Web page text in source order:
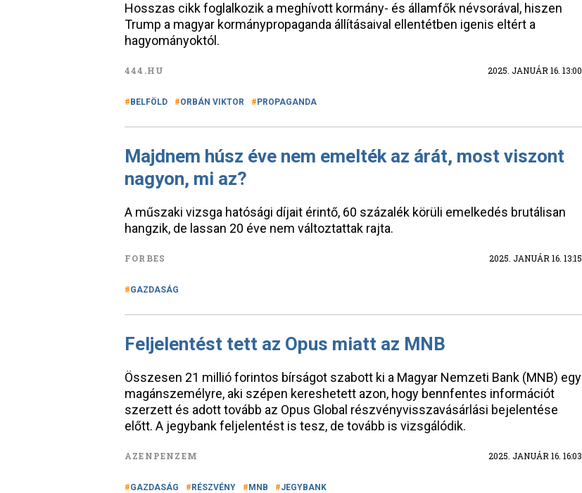
Hosszas cikk foglalkozik a meghívott kormány- és államfők névsorával, hiszen
Trump a magyar kormánypropaganda állításaival ellentétben igenis eltért a
hagyományoktól.
444.HU 2025. JANUÁR 16. 13:00
BELFÖLD ORBÁN VIKTOR PROPAGANDA
Majdnem húsz éve nem emelték az árát, most viszont
nagyon, mi az?
A műszaki vizsga hatósági díjait érintő, 60 százalék körüli emelkedés brutálisan
hangzik, de lassan 20 éve nem változtattak rajta.
FORBES 2025. JANUÁR 16. 13:15
GAZDASÁG
Feljelentést tett az Opus miatt az MNB
Összesen 21 millió forintos bírságot szabott ki a Magyar Nemzeti Bank (MNB) egy
magánszemélyre, aki szépen kereshetett azon, hogy bennfentes információt
szerzett és adott tovább az Opus Global részvényvisszavásárlási bejelentése
előtt. A jegybank feljelentést is tesz, de tovább is vizsgálódik.
AZENPENZEM 2025. JANUÁR 16. 16:03
GAZDASÁG RÉSZVÉNY MNB JEGYBANK